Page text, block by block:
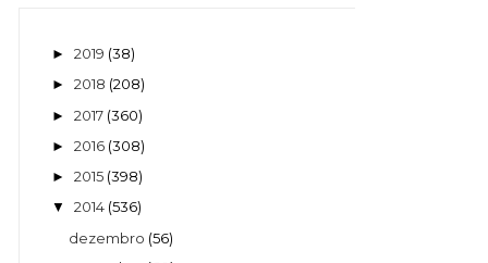
► 2019 (38)
► 2018 (208)
► 2017 (360)
► 2016 (308)
► 2015 (398)
▼ 2014 (536)
dezembro (56)